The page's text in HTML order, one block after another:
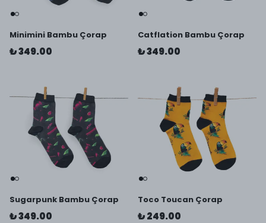
Minimini Bambu Çorap
₺ 349.00
Catflation Bambu Çorap
₺ 349.00
Sugarpunk Bambu Çorap
₺ 349.00
Toco Toucan Çorap
₺ 249.00